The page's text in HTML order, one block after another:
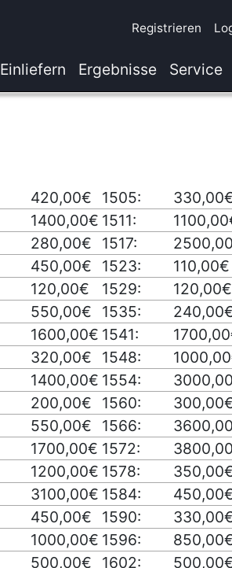
Registrieren
Einliefern Ergebnisse Service
420,00€ 1505:
1400,00€ 1511:
280,00€ 1517:
450,00€ 1523: 110,00€
120,00€ 1529: 120,00€
550,00€ 1535:
1600,00€ 1541:
320,00€ 1548:
1400,00€ 1554:
200,00€ 1560:
550,00€ 1566:
1700,00€ 1572:
1200,00€ 1578:
3100,00€ 1584:
450,00€ 1590:
1000,00€ 1596:
500,00€ 1602: